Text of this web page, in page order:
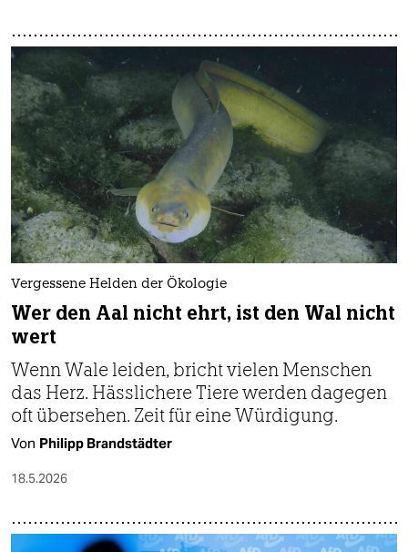
Vergessene Helden der Ökologie
Wer den Aal nicht ehrt, ist den Wal nicht
wert
Wenn Wale leiden, bricht vielen Menschen
das Herz. Hässlichere Tiere werden dagegen
oft übersehen. Zeit für eine Würdigung.
Von Philipp Brandstädter
18.5.2026